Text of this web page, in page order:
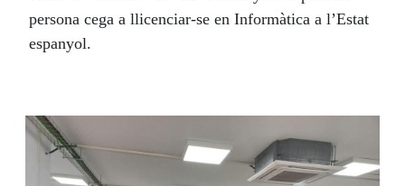
persona cega a llicenciar-se en Informàtica a l’Estat
espanyol.